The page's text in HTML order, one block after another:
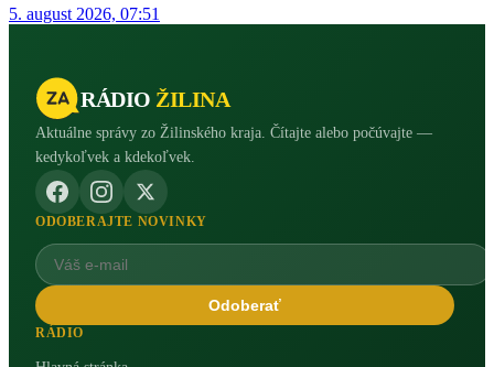
5. august 2026, 07:51
RÁDIO ŽILINA
Aktuálne správy zo Žilinského kraja. Čítajte alebo počúvajte —
kedykoľvek a kdekoľvek.
ODOBERAJTE NOVINKY
Odoberať
RÁDIO